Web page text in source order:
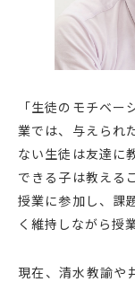
「生徒のモチベ
業では、与えられ
ない生徒は友達に
できる子は教える
授業に参加し、課
く維持しながら授
現在、清水教諭や